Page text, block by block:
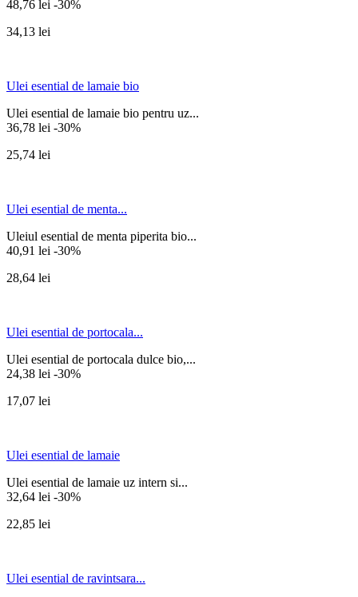
48,76 lei -30%
34,13 lei
Ulei esential de lamaie bio
Ulei esential de lamaie bio pentru uz...
36,78 lei -30%
25,74 lei
Ulei esential de menta...
Uleiul esential de menta piperita bio...
40,91 lei -30%
28,64 lei
Ulei esential de portocala...
Ulei esential de portocala dulce bio,...
24,38 lei -30%
17,07 lei
Ulei esential de lamaie
Ulei esential de lamaie uz intern si...
32,64 lei -30%
22,85 lei
Ulei esential de ravintsara...